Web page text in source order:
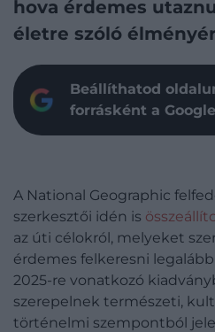
hova érdemes
életre szóló
Beállíthatod
forrásként a
A National Geographic
szerkesztői idén is
az úti célokról, melyeket
érdemes felkeresni
2025-re vonatkozó
szerepelnek természeti,
történelmi szempontból